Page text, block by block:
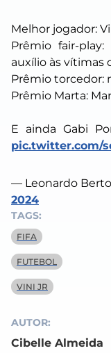
Melhor jogador:
Prêmio fair-
auxílio às vítimas
Prêmio torcedor:
Prêmio Marta:
E ainda Gabi
pic.twitter.com/
— Leonardo
2024
TAGS:
FIFA
FUTEBOL
VINI JR
AUTOR:
Cibelle Almeida